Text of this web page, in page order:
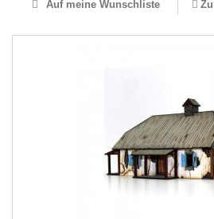
Auf meine Wunschliste